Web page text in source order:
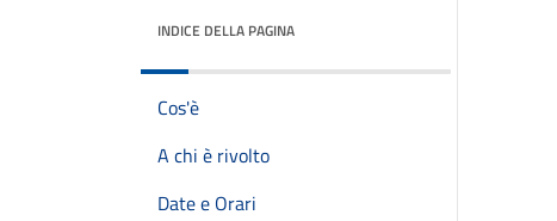
INDICE DELLA PAGINA
Cos'è
A chi è rivolto
Date e Orari